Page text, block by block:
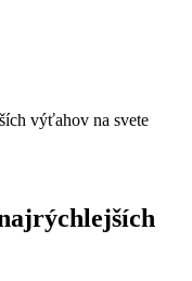
výťahov na svete